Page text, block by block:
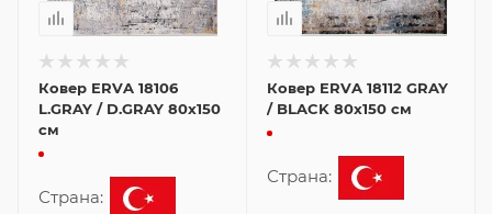
Ковер ERVA 18106
L.GRAY / D.GRAY 80x150
см
Страна:
Ковер ERVA 18112 GRAY
/ BLACK 80x150 см
Страна: